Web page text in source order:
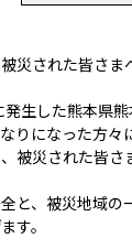
被災された皆さ
生した熊本県
りになった方々
、被災された皆
と、被災地域の
す。